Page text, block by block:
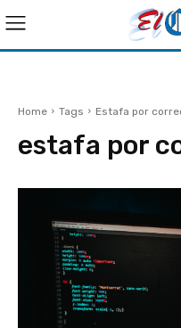
Home Tags Estafa por
estafa por